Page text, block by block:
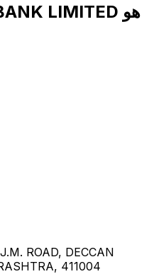
رمز SWIFT لـ AXIS BANK LIMITED هو
ROAD, DECCAN
411004